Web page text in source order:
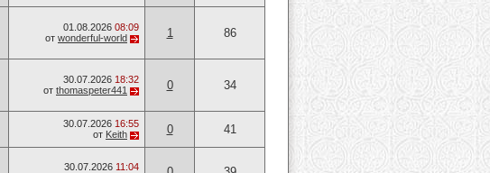
01.08.2026 08:09
от wonderful-world 1 86
30.07.2026 18:32
от thomaspeter441 0 34
30.07.2026 16:55
от Keith 0 41
30.07.2026 11:04